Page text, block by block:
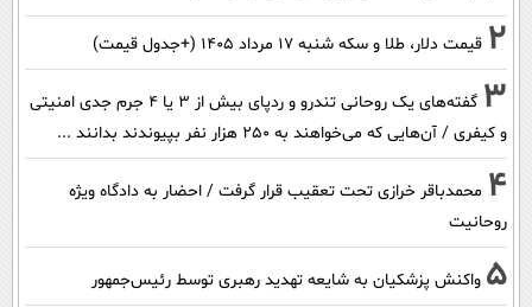
2 قیمت دلار، طلا و سکه شنبه ۱۷ مرداد ۱۴۰۵ (+جدول قیمت)
3
گفته‌های یک روحانی تندرو و ردپای بیش از ۳ یا ۴ جرم جدی امنیتی
و کیفری / آن‌هایی که می‌خواهند به ۲۵۰ هزار نفر بپیوندند بدانند ...
4 محمدباقر خرازی تحت تعقیب قرار گرفت / احضار به دادگاه ویژه
روحانیت
5 واکنش پزشکیان به شایعه تهدید رهبری توسط رئیس‌جمهور